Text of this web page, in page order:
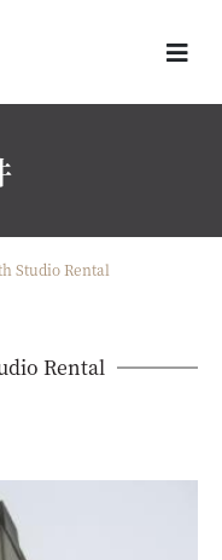
Studio Rental
Rental